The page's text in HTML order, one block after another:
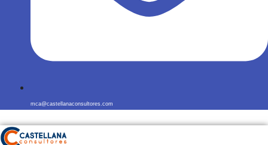
mca@castellanaconsultores.com